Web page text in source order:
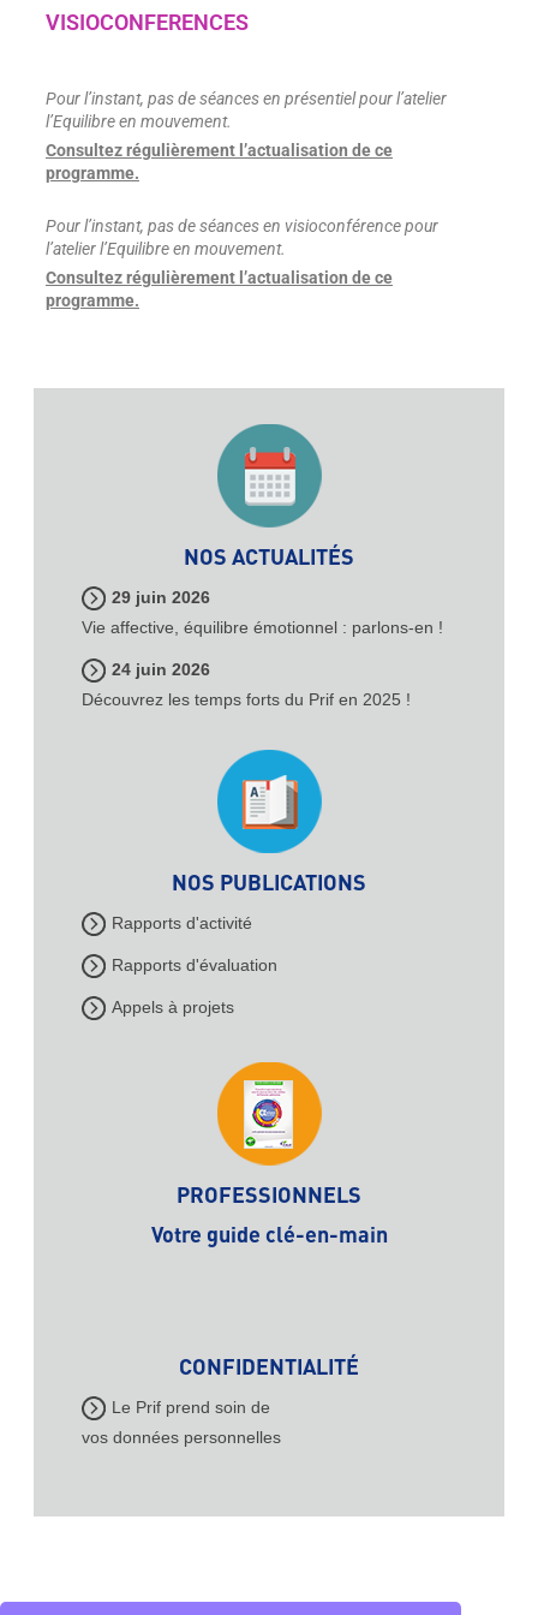
VISIOCONFERENCES
Pour l’instant, pas de séances en présentiel pour l’atelier
l’Equilibre en mouvement.
Consultez régulièrement l’actualisation de ce
programme.
Pour l’instant, pas de séances en visioconférence pour
l’atelier l’Equilibre en mouvement.
Consultez régulièrement l’actualisation de ce
programme.
NOS ACTUALITÉS
29 juin 2026
Vie affective, équilibre émotionnel : parlons-en !
24 juin 2026
Découvrez les temps forts du Prif en 2025 !
NOS PUBLICATIONS
Rapports d'activité
Rapports d'évaluation
Appels à projets
PROFESSIONNELS
Votre guide clé-en-main
CONFIDENTIALITÉ
Le Prif prend soin de
vos données personnelles